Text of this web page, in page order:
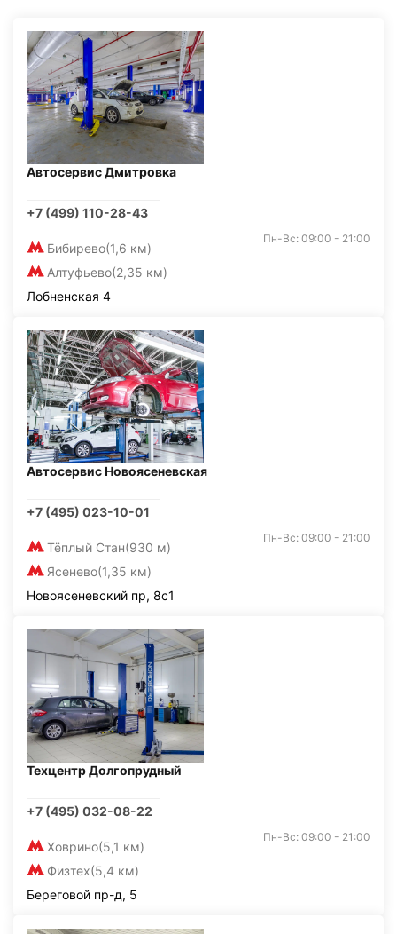
Автосервис Дмитровка
+7 (499) 110-28-43
Бибирево(1,6 км)
Алтуфьево(2,35 км)
Пн-Вс: 09:00 - 21:00
Лобненская 4
Автосервис Новоясеневская
+7 (495) 023-10-01
Тёплый Стан(930 м)
Ясенево(1,35 км)
Пн-Вс: 09:00 - 21:00
Новоясеневский пр, 8с1
Техцентр Долгопрудный
+7 (495) 032-08-22
Ховрино(5,1 км)
Физтех(5,4 км)
Пн-Вс: 09:00 - 21:00
Береговой пр-д, 5